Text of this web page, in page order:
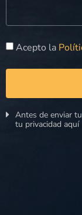
Acepto la
Antes de enviar
tu privacidad aquí